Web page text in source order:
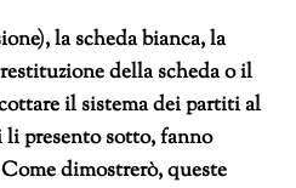
la scheda bianca, la
della scheda o il
il sistema dei partiti al
presento sotto, fanno
dimostrerò, queste